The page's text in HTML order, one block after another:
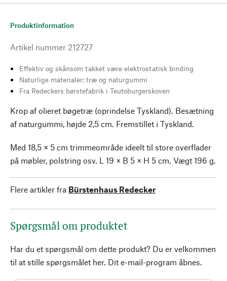
Produktinformation
Artikel nummer 212727
Effektiv og skånsom takket være elektrostatisk binding
Naturlige materialer: træ og naturgummi
Fra Redeckers børstefabrik i Teutoburgerskoven
Krop af olieret bøgetræ (oprindelse Tyskland). Besætning
af naturgummi, højde 2,5 cm. Fremstillet i Tyskland.
Med 18,5 × 5 cm trimmeområde ideelt til store overflader
på møbler, polstring osv. L 19 × B 5 × H 5 cm. Vægt 196 g.
Flere artikler fra Bürstenhaus Redecker
Spørgsmål om produktet
Har du et spørgsmål om dette produkt? Du er velkommen
til at stille spørgsmålet her. Dit e-mail-program åbnes.